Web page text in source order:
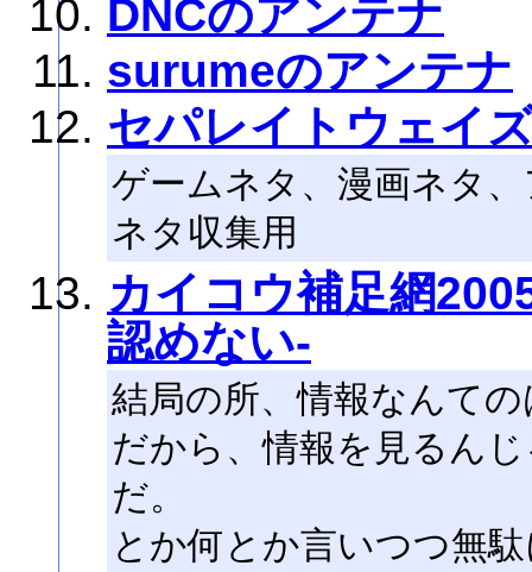
DNCのアンテナ
surumeのアンテナ
セパレイトウェイ
ゲームネタ、漫画ネタ
ネタ収集用
カイコウ補足網
認めない-
結局の所、情報なんて
だから、情報を見るん
だ。
とか何とか言いつつ無